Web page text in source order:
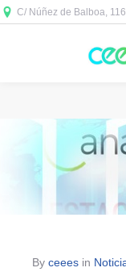
C/ Núñez de Balboa,
By ceees in